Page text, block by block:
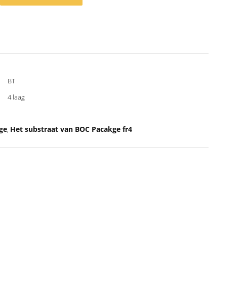
BT
4 laag
, Het substraat van BOC Pacakge fr4